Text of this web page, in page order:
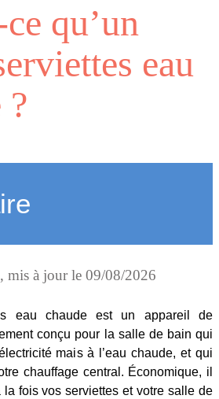
qu’un
eau
?
, mis à jour le 09/08/2026
eau chaude est un appareil de
conçu pour la salle de bain qui
mais à l’eau chaude, et qui
chauffage central. Économique, il
la fois vos serviettes et votre salle de